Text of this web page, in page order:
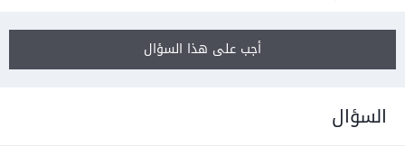
أجب على هذا السؤال
السؤال